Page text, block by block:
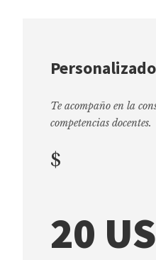
Personalizado
Te acompaño en la
competencias docentes.
$
20